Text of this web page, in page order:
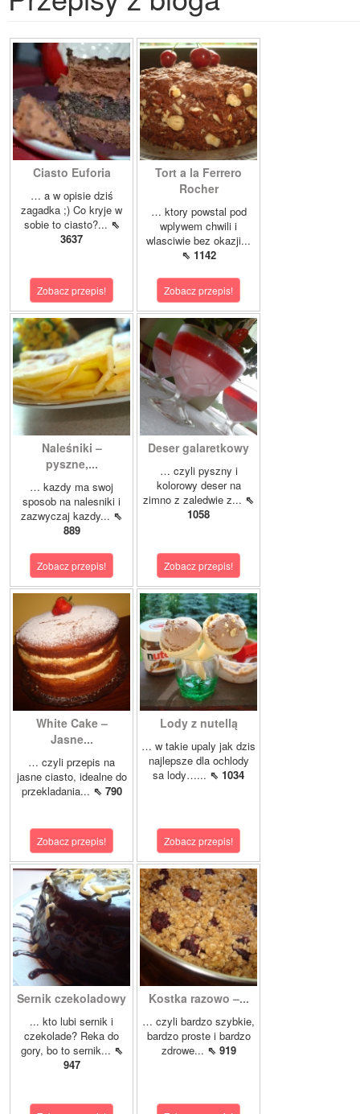
Ciasto Euforia
… a w opisie dziś
zagadka ;) Co kryje w
sobie to ciasto?... ⇖
3637
Zobacz przepis!
Tort a la Ferrero
Rocher
… ktory powstal pod
wplywem chwili i
wlasciwie bez okazji...
⇖ 1142
Zobacz przepis!
Naleśniki –
pyszne,...
… kazdy ma swoj
sposob na nalesniki i
zazwyczaj kazdy... ⇖
889
Zobacz przepis!
Deser galaretkowy
… czyli pyszny i
kolorowy deser na
zimno z zaledwie z... ⇖
1058
Zobacz przepis!
White Cake –
Jasne...
… czyli przepis na
jasne ciasto, idealne do
przekladania... ⇖ 790
Zobacz przepis!
Lody z nutellą
… w takie upaly jak dzis
najlepsze dla ochlody
sa lody…... ⇖ 1034
Zobacz przepis!
Sernik czekoladowy
... kto lubi sernik i
czekolade? Reka do
gory, bo to sernik... ⇖
947
Kostka razowo –...
… czyli bardzo szybkie,
bardzo proste i bardzo
zdrowe... ⇖ 919